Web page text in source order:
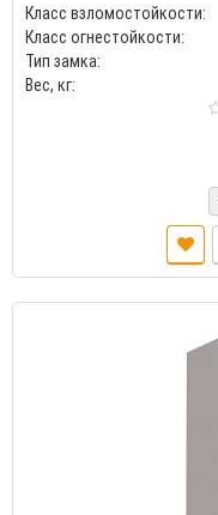
Класс взломостойкости:
Класс огнестойкости:
Тип замка:
Вес, кг: